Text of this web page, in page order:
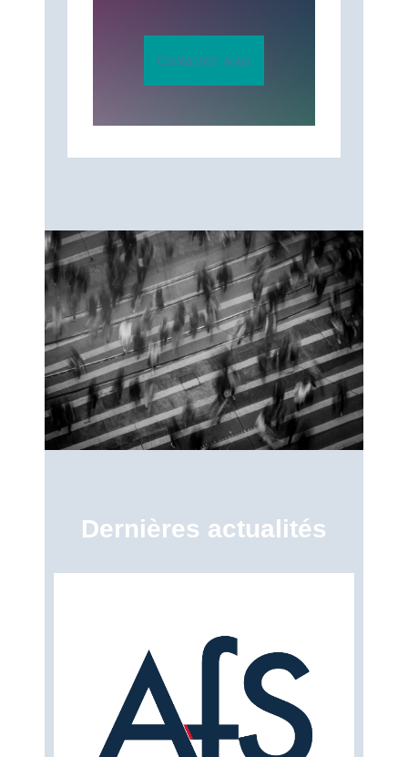
Contactez-nous
Dernières actualités